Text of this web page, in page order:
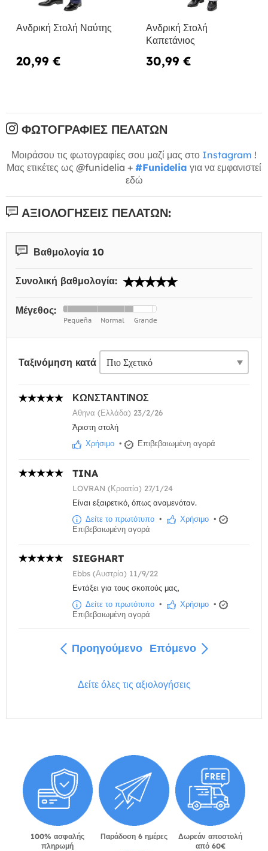
Ανδρική Στολή Ναύτης
20,99 €
Ανδρική Στολή
Καπετάνιος
30,99 €
ΦΩΤΟΓΡΑΦΊΕΣ ΠΕΛΑΤΏΝ
Μοιράσου τις φωτογραφίες σου μαζί μας στο Instagram !
Μας ετικέτες ως @funidelia + #Funidelia για να εμφανιστεί
εδώ
ΑΞΙΟΛΟΓΉΣΕΙΣ ΠΕΛΑΤΏΝ:
Βαθμολογία 10
Συνολική βαθμολογία:
Μέγεθος:
Ταξινόμηση κατά
ΚΩΝΣΤΑΝΤΙΝΟΣ
Αθηνα (Ελλάδα) 23/2/26
Άριστη στολή
Χρήσιμο • Επιβεβαιωμένη αγορά
TINA
LOVRAN (Κροατία) 27/1/24
Είναι εξαιρετικό, όπως αναμενόταν.
Δείτε το πρωτότυπο • Χρήσιμο •
Επιβεβαιωμένη αγορά
SIEGHART
Ebbs (Αυστρία) 11/9/22
Εντάξει για τους σκοπούς μας,
Δείτε το πρωτότυπο • Χρήσιμο •
Επιβεβαιωμένη αγορά
Προηγούμενο Επόμενο
Δείτε όλες τις αξιολογήσεις
100% ασφαλής
πληρωμή
Παράδοση 6 ημέρες
Δωρεάν αποστολή
από 60€